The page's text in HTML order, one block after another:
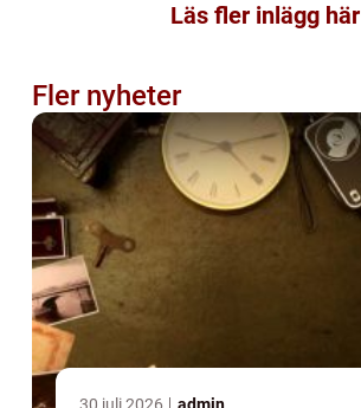
Läs fler inlägg här
Fler nyheter